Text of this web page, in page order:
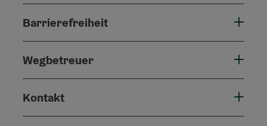
Barrierefreiheit
Wegbetreuer
Kontakt